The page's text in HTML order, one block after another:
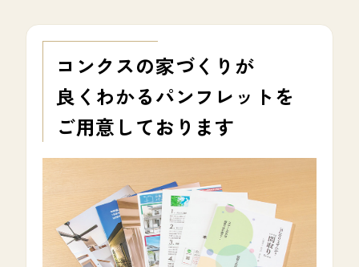
コンクスの家づくりが
良くわかるパンフレットを
ご用意しております